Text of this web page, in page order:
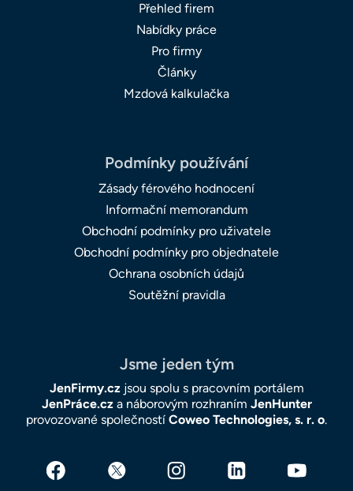
Přehled firem
Nabídky práce
Pro firmy
Články
Mzdová kalkulačka
Podmínky používání
Zásady férového hodnocení
Informační memorandum
Obchodní podmínky pro uživatele
Obchodní podmínky pro objednatele
Ochrana osobních údajů
Soutěžní pravidla
Jsme jeden tým
JenFirmy.czjsou spolu s pracovním portálem
JenPráce.cza náborovým rozhraním JenHunter
provozované společností Coweo Technologies, s. r. o.